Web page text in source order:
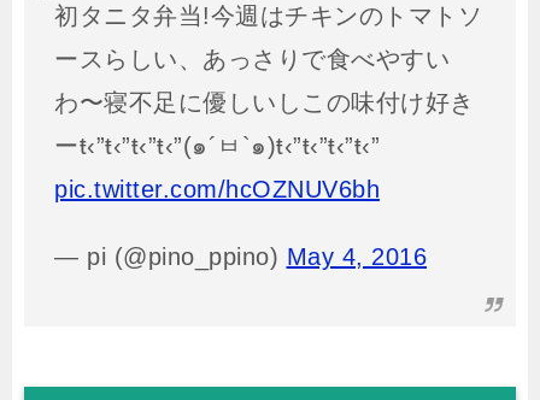
初タニタ弁当!今週はチキンのトマトソ
ースらしい、あっさりで食べやすい
わ〜寝不足に優しいしこの味付け好き
ーŧ‹”ŧ‹”ŧ‹”ŧ‹”(๑´ㅂ`๑)ŧ‹”ŧ‹”ŧ‹”ŧ‹”
pic.twitter.com/hcOZNUV6bh
— pi (@pino_ppino) May 4, 2016